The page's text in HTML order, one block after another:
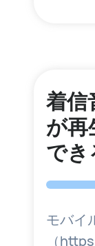
着信
が再
でき
モバイ
（